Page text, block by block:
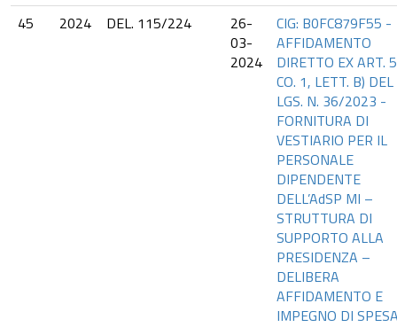
45
2024 DEL. 115/224
26-
03-
2024
CIG: B0FC879F55 -
AFFIDAMENTO
DIRETTO EX ART.
CO. 1, LETT. B)
LGS. N. 36/2023 -
FORNITURA DI
VESTIARIO PER IL
PERSONALE
DIPENDENTE
DELL’AdSP MI –
STRUTTURA DI
SUPPORTO ALLA
PRESIDENZA –
DELIBERA
AFFIDAMENTO E
IMPEGNO DI